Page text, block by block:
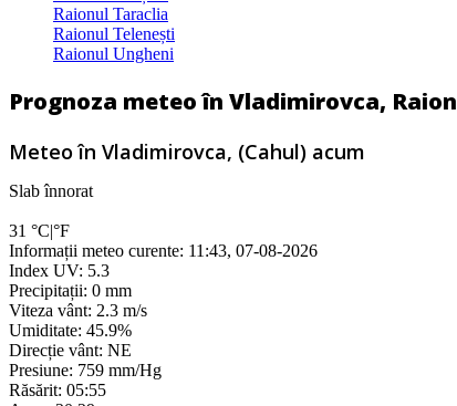
Raionul Taraclia
Raionul Telenești
Raionul Ungheni
Prognoza meteo în Vladimirovca,
Meteo în Vladimirovca, (Cahul) acum
Slab înnorat
31 °C|°F
Informații meteo curente: 11:43, 07-08-2026
Index UV: 5.3
Precipitații: 0 mm
Viteza vânt: 2.3 m/s
Umiditate: 45.9%
Direcție vânt: NE
Presiune: 759 mm/Hg
Răsărit: 05:55